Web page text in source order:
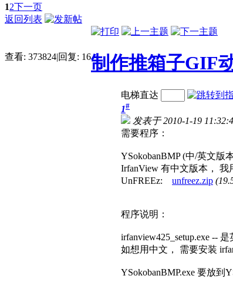
12下一页
返回列表
查看: 373824|回复: 16制作推箱子GIF
电梯直达
1#
发表于 2010-1-19
需要程序：
YSokobanBMP (中/英文版
IrfanView 有中文版本，
UnFREEz:
unfreez.zip
程序说明：
irfanview425_setup.exe -- 是
如想用中文， 需要安装
YSokobanBMP.exe 要放到